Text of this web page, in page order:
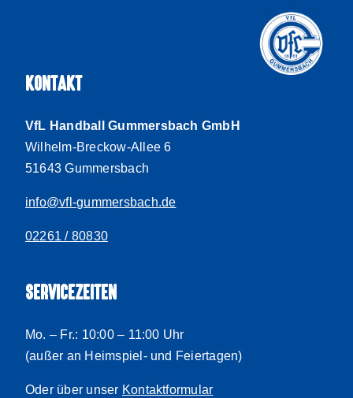
KONTAKT
VfL Handball Gummersbach GmbH
Wilhelm-Breckow-Allee 6
51643 Gummersbach
info@vfl-gummersbach.de
02261 / 80830
SERVICEZEITEN
Mo. – Fr.: 10:00 – 11:00 Uhr
(außer an Heimspiel- und Feiertagen)
Oder über unser Kontaktformular